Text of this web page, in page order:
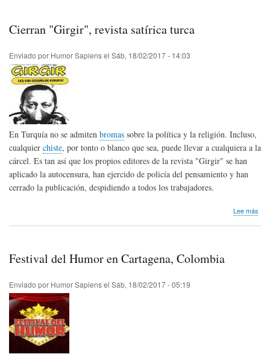
Cierran "Girgir", revista satírica turca
Enviado por Humor Sapiensel Sáb, 18/02/2017 - 14:03
En Turquía no se admiten bromas sobre la política y la religión. Incluso,
cualquier chiste, por tonto o blanco que sea, puede llevar a cualquiera a la
cárcel. Es tan así que los propios editores de la revista "Girgir" se han
aplicado la autocensura, han ejercido de policía del pensamiento y han
cerrado la publicación, despidiendo a todos los trabajadores.
Lee más
Festival del Humor en Cartagena, Colombia
Enviado por Humor Sapiensel Sáb, 18/02/2017 - 05:19